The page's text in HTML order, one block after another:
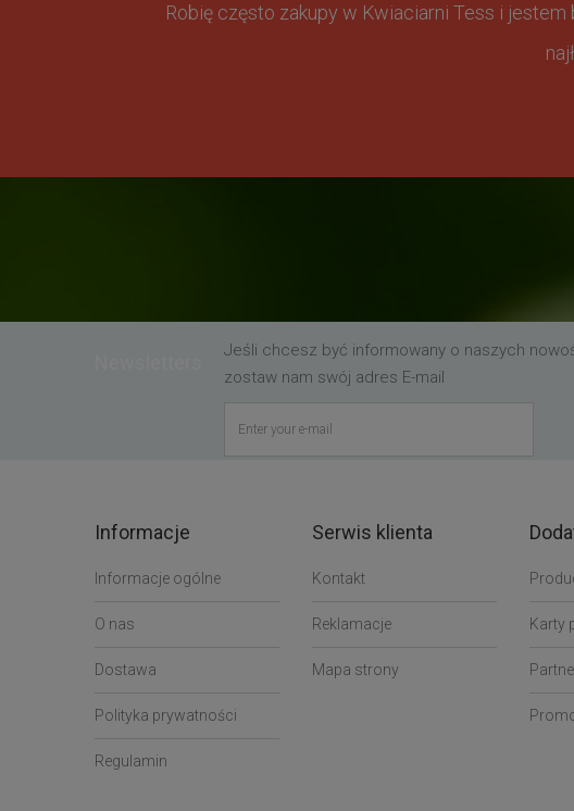
Robię często zakupy w Kwiaciarni Tess i
Jeśli chcesz być informowany o naszych
zostaw nam swój adres E-mail
Informacje
Informacje ogólne
O nas
Dostawa
Polityka prywatności
Regulamin
Serwis klienta
Kontakt
Reklamacje
Mapa strony
Karty